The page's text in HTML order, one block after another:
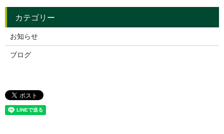
お知らせ
ブログ